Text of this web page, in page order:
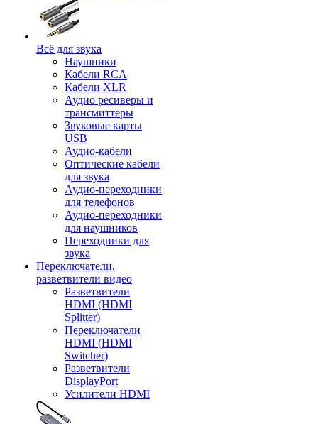
Всё для звука
Наушники
Кабели RCA
Кабели XLR
Аудио ресиверы и
трансмиттеры
Звуковые карты
USB
Аудио-кабели
Оптические кабели
для звука
Аудио-переходники
для телефонов
Аудио-переходники
для наушников
Переходники для
звука
Переключатели,
разветвители видео
Разветвители
HDMI (HDMI
Splitter)
Переключатели
HDMI (HDMI
Switcher)
Разветвители
DisplayPort
Усилители HDMI